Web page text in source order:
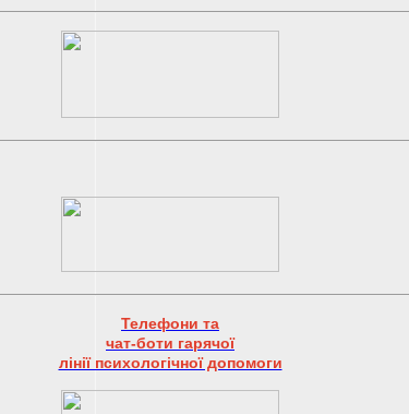
Телефони та
чат-боти гарячої
лінії психологічної допомоги